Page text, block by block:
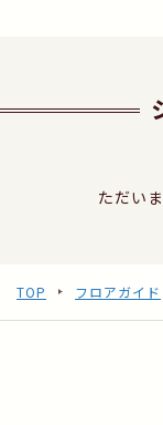
ただい
TOP フロアガイド